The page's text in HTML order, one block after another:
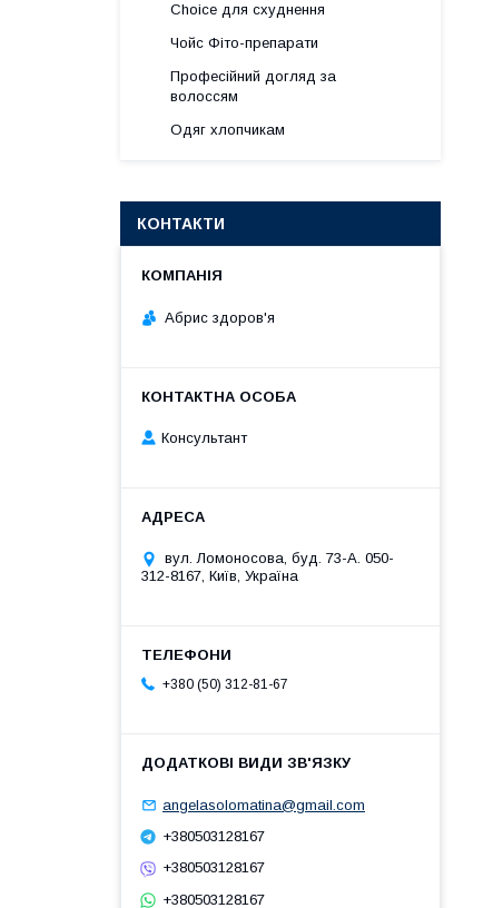
Choice для схуднення
Чойс Фіто-препарати
Професійний догляд за
волоссям
Одяг хлопчикам
КОНТАКТИ
Абрис здоров'я
Консультант
вул. Ломоносова, буд. 73-А. 050-
312-8167, Київ, Україна
+380 (50) 312-81-67
angelasolomatina@gmail.com
+380503128167
+380503128167
+380503128167